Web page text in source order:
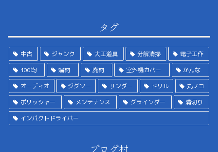
タグ
中古 ジャンク 大工道具 分解清掃
電子工作
100均
端材 廃材 室外機カバー
かんな
オーディオ
ジグソー サンダー ドリル
丸ノコ
ポリッシャー
メンテナンス グラインダー
溝切り
インパクトドライバー
ブログ村